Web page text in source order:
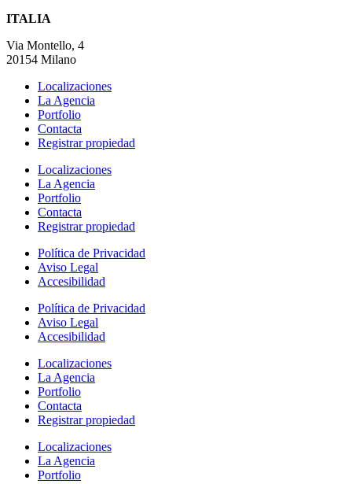
ITALIA
Via Montello, 4
20154 Milano
Localizaciones
La Agencia
Portfolio
Contacta
Registrar propiedad
Localizaciones
La Agencia
Portfolio
Contacta
Registrar propiedad
Política de Privacidad
Aviso Legal
Accesibilidad
Política de Privacidad
Aviso Legal
Accesibilidad
Localizaciones
La Agencia
Portfolio
Contacta
Registrar propiedad
Localizaciones
La Agencia
Portfolio